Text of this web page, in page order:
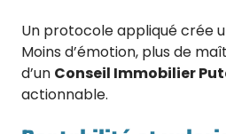
Un protocole appliqué crée
Moins d’émotion, plus de
d’un Conseil Immobilier
actionnable.